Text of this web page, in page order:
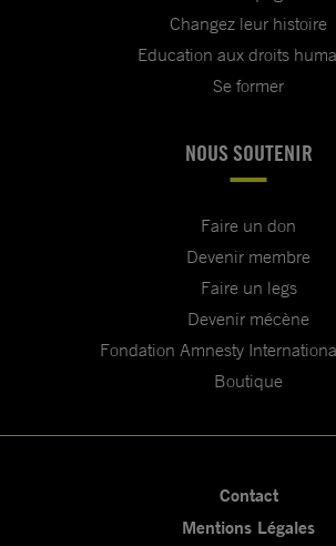
Changez leur histoire
Education aux droits
Se former
NOUS SOUTENIR
Faire un don
Devenir membre
Faire un legs
Devenir mécène
Fondation Amnesty
Boutique
Contact
Mentions Légales